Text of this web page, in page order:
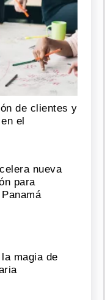
de clientes y
el
nueva
para
magia de